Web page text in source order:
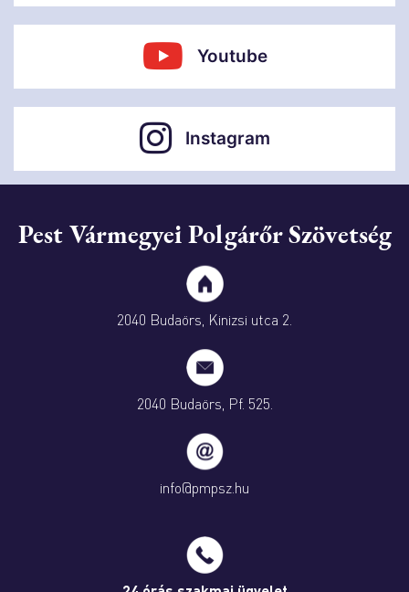
Youtube
Instagram
Pest Vármegyei Polgárőr Szövetség
2040 Budaörs, Kinizsi utca 2.
2040 Budaörs, Pf. 525.
info@pmpsz.hu